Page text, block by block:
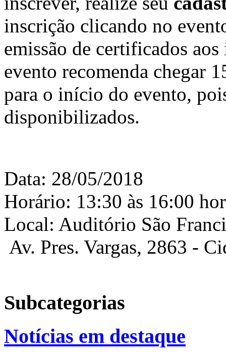
inscrição clicando no
emissão de certificados
evento recomenda chegar
para o início do evento,
disponibilizados.
Data: 28/05/2018
Horário: 13:30 às 16:00
Local: Auditório São
Av. Pres. Vargas, 2863 -
Subcategorias
Notícias em destaque